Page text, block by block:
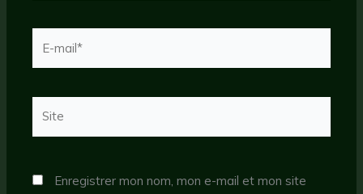
mail*
Enregistrer mon nom, mon e-mail et mon site